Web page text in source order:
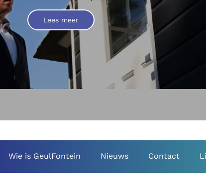
Lees meer
Wie is GeulFontein Nieuws Contact